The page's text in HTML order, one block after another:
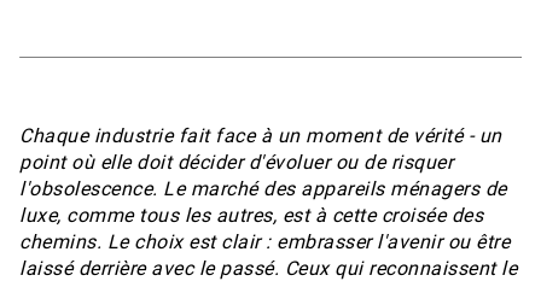
Chaque industrie fait face à un moment de vérité - un
point où elle doit décider d'évoluer ou de risquer
l'obsolescence. Le marché des appareils ménagers de
luxe, comme tous les autres, est à cette croisée des
chemins. Le choix est clair : embrasser l'avenir ou être
laissé derrière avec le passé. Ceux qui reconnaissent le